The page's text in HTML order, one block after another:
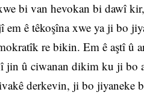
bi van hevokan bi dawî
em ê têkoşîna xwe ya ji bo
re bikin. Em ê aştî û
jin û ciwanan dikim ku ji bo
derkevin, ji bo jiyaneke